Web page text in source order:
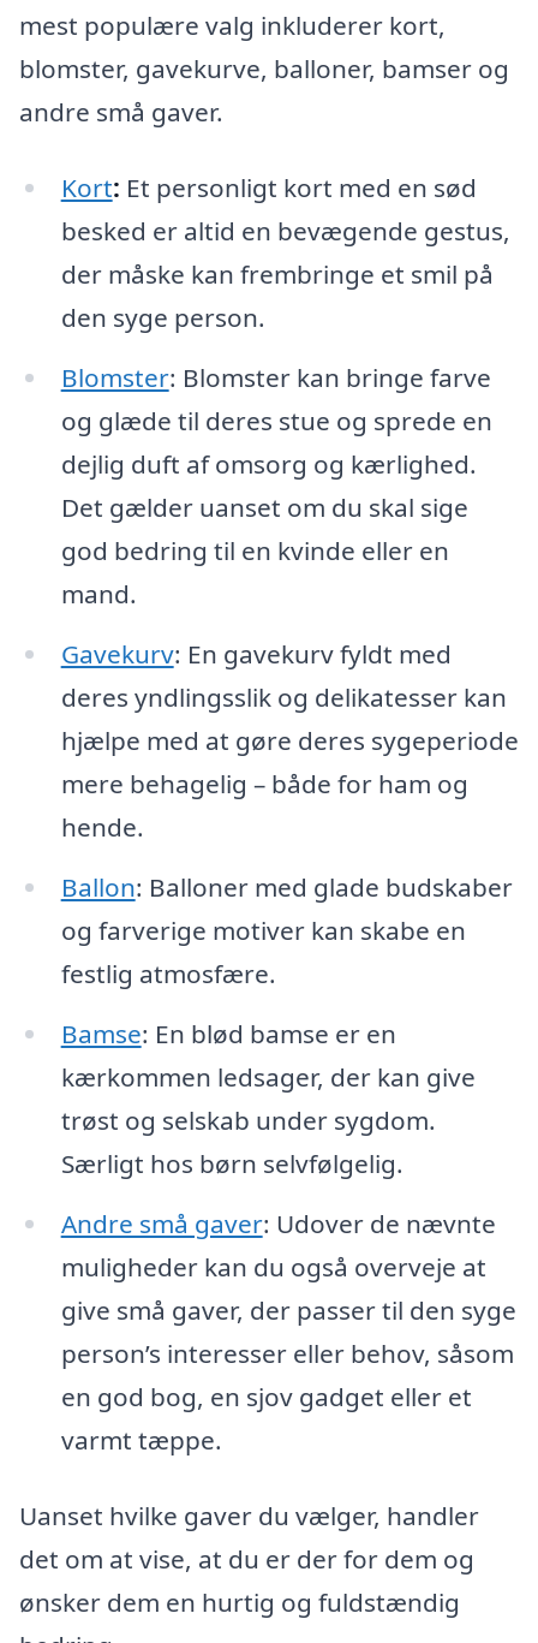
mest populære valg inkluderer kort,
blomster, gavekurve, balloner, bamser og
andre små gaver.
Kort: Et personligt kort med en sød
besked er altid en bevægende gestus,
der måske kan frembringe et smil på
den syge person.
Blomster: Blomster kan bringe farve
og glæde til deres stue og sprede en
dejlig duft af omsorg og kærlighed.
Det gælder uanset om du skal sige
god bedring til en kvinde eller en
mand.
Gavekurv: En gavekurv fyldt med
deres yndlingsslik og delikatesser kan
hjælpe med at gøre deres sygeperiode
mere behagelig – både for ham og
hende.
Ballon: Balloner med glade budskaber
og farverige motiver kan skabe en
festlig atmosfære.
Bamse: En blød bamse er en
kærkommen ledsager, der kan give
trøst og selskab under sygdom.
Særligt hos børn selvfølgelig.
Andre små gaver: Udover de nævnte
muligheder kan du også overveje at
give små gaver, der passer til den syge
person’s interesser eller behov, såsom
en god bog, en sjov gadget eller et
varmt tæppe.
Uanset hvilke gaver du vælger, handler
det om at vise, at du er der for dem og
ønsker dem en hurtig og fuldstændig